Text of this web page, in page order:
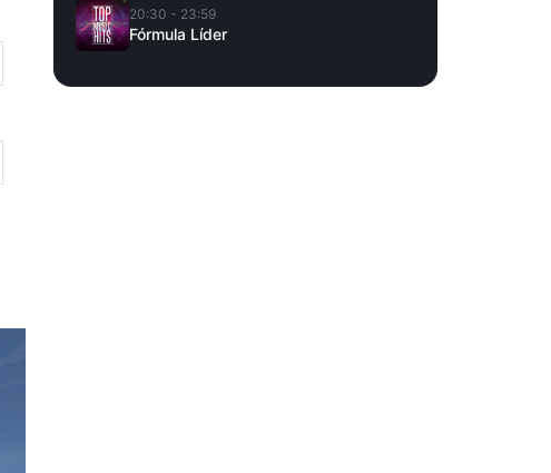
20:30 - 23:59
Fórmula Líder